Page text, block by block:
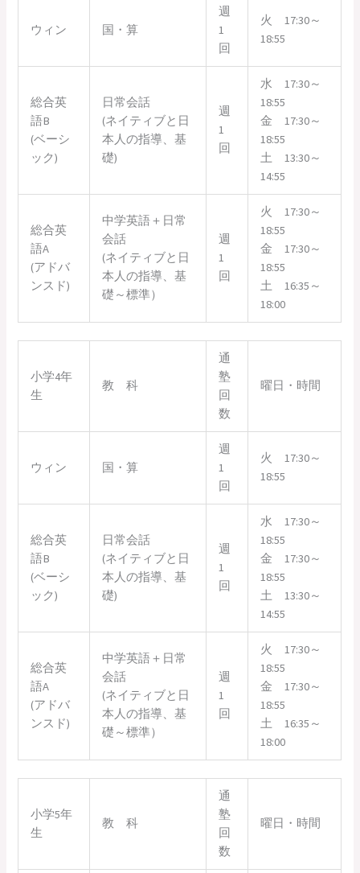
ウィン 国・算
週
1
回
火 17:30～
18:55
総合英
語B
(ベーシ
ック)
日常会話
(ネイティブと日
本人の指導、基
礎)
週
1
回
水 17:30～
18:55
金 17:30～
18:55
土 13:30～
14:55
総合英
語A
(アドバ
ンスド)
中学英語＋日常
会話
(ネイティブと日
本人の指導、基
礎～標準）
週
1
回
火 17:30～
18:55
金 17:30～
18:55
土 16:35～
18:00
小学4年
生
教 科
通
塾
回
数
曜日・時間
ウィン 国・算
週
1
回
火 17:30～
18:55
総合英
語B
(ベーシ
ック)
日常会話
(ネイティブと日
本人の指導、基
礎)
週
1
回
水 17:30～
18:55
金 17:30～
18:55
土 13:30～
14:55
総合英
語A
(アドバ
ンスド)
中学英語＋日常
会話
(ネイティブと日
本人の指導、基
礎～標準）
週
1
回
火 17:30～
18:55
金 17:30～
18:55
土 16:35～
18:00
小学5年
生
教 科
通
塾
回
数
曜日・時間